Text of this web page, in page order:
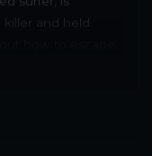
killer and held
to the sharks